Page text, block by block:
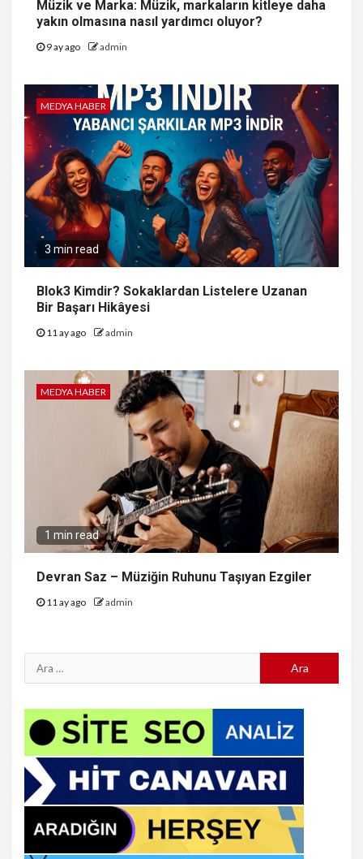
Müzik ve Marka: Müzik, markaların kitleye daha
yakın olmasına nasıl yardımcı oluyor?
9 ay ago admin
MEDYA HABER
3 min read
Blok3 Kimdir? Sokaklardan Listelere Uzanan
Bir Başarı Hikâyesi
11 ay ago admin
MEDYA HABER
1 min read
Devran Saz – Müziğin Ruhunu Taşıyan Ezgiler
11 ay ago admin
Arama: